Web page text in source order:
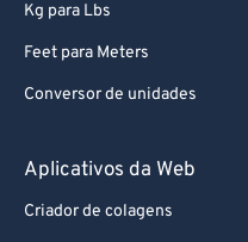
Kg para Lbs
Feet para Meters
Conversor de unidades
Aplicativos da Web
Criador de colagens